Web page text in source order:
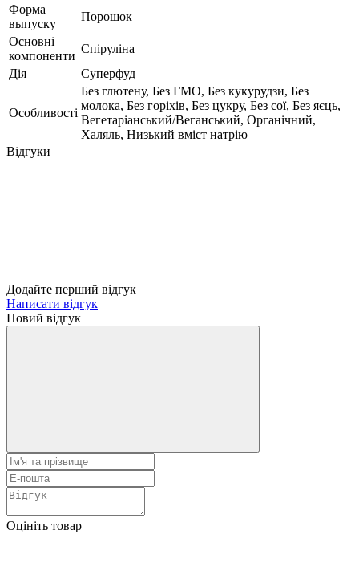
Форма
выпуску
Порошок
Основні
компоненти
Спіруліна
Дія
Суперфуд
Особливості
Без глютену, Без ГМО, Без кукурудзи, Без
молока, Без горіхів, Без цукру, Без сої, Без яєць,
Вегетаріанський/Веганський, Органічний,
Халяль, Низький вміст натрію
Відгуки
Додайте перший відгук
Написати відгук
Новий відгук
Оцініть товар